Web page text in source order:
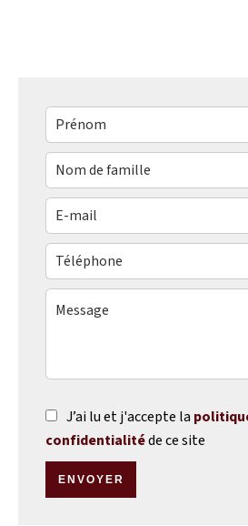
J’ai lu et j'accepte la
confidentialitéde ce site
ENVOYER